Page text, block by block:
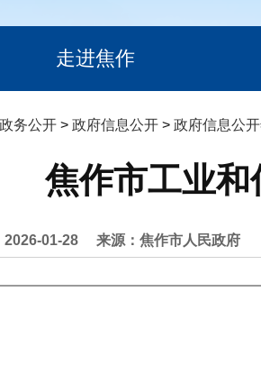
走进焦作
政务公开> 政府信息公开> 政府信息公
焦作市工业和
2026-01-28 来源：焦作市人民政府